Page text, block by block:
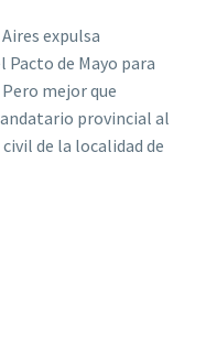
expulsa
Pacto de Mayo para
mejor que
provincial al
de la localidad de